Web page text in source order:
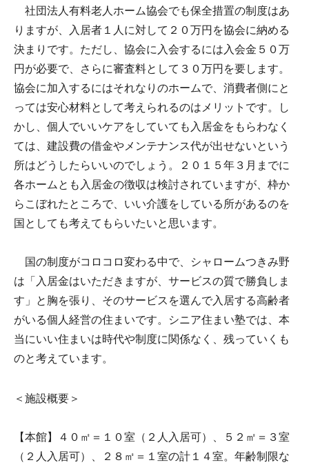
社団法人有料老人ホーム協会でも保全措置の制度はあ
りますが、入居者１人に対して２０万円を協会に納める
決まりです。ただし、協会に入会するには入会金５０万
円が必要で、さらに審査料として３０万円を要します。
協会に加入するにはそれなりのホームで、消費者側にと
っては安心材料として考えられるのはメリットです。し
かし、個人でいいケアをしていても入居金をもらわなく
ては、建設費の借金やメンテナンス代が出せないという
所はどうしたらいいのでしょう。２０１５年３月までに
各ホームとも入居金の徴収は検討されていますが、枠か
らこぼれたところで、いい介護をしている所があるのを
国としても考えてもらいたいと思います。
国の制度がコロコロ変わる中で、シャロームつきみ野
は「入居金はいただきますが、サービスの質で勝負しま
す」と胸を張り、そのサービスを選んで入居する高齢者
がいる個人経営の住まいです。シニア住まい塾では、本
当にいい住まいは時代や制度に関係なく、残っていくも
のと考えています。
＜施設概要＞
【本館】４０㎡＝１０室（２人入居可）、５２㎡＝３室
（２人入居可）、２８㎡＝１室の計１４室。年齢制限な